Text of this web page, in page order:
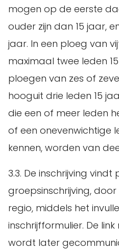
mogen op de eerste
ouder zijn dan 15 jaar,
jaar. In een ploeg van
maximaal twee leden
ploegen van zes of
hooguit drie leden 15
die een of meer leden
of een onevenwichtige
kennen, worden van
3.3. De inschrijving
groepsinschrijving,
regio, middels het
inschrijfformulier. De
wordt later